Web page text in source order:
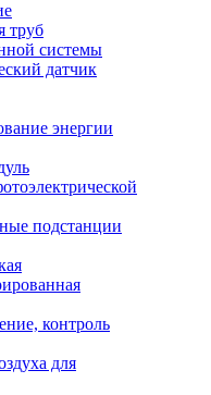
труб
системы
датчик
энергии
подстанции
контроль
для